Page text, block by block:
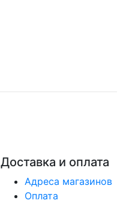
Доставка и оплата
Адреса магазинов
Оплата